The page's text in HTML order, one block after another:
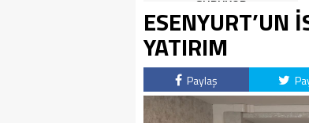
SÜRÜYOR
ESENYURT’UN
YATIRIM
Paylaş